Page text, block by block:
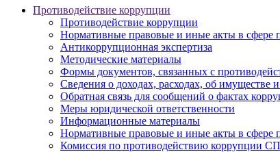
Противодействие коррупции
Противодействие коррупции
Нормативные правовые и иные акты в сфере
Антикоррупционная экспертиза
Методические материалы
Формы документов, связанных с
Сведения о доходах, расходах, об имуществе
Обратная связь для сообщений о фактах
Меры юридической ответственности
Информационные материалы
Нормативные правовые и иные акты в
Комиссия по противодействию коррупции